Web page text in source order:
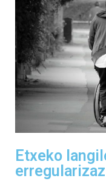
Etxeko